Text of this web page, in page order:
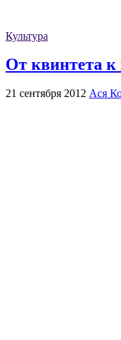
Культура
От квинтета
21 сентября 2012 Ася